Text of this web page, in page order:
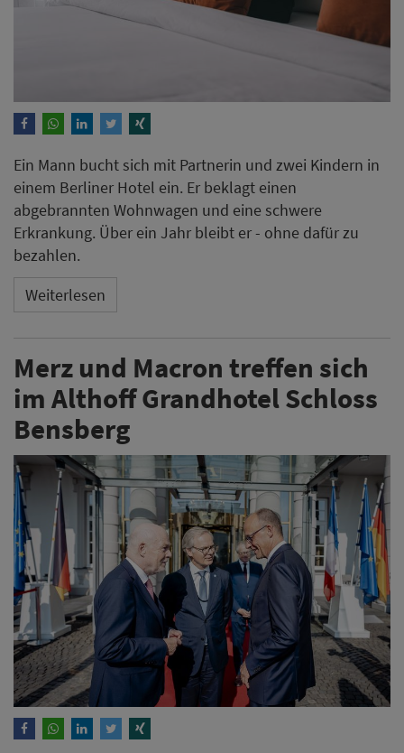
Ein Mann bucht sich mit Partnerin und zwei Kindern in
einem Berliner Hotel ein. Er beklagt einen
abgebrannten Wohnwagen und eine schwere
Erkrankung. Über ein Jahr bleibt er - ohne dafür zu
bezahlen.
Weiterlesen
Merz und Macron treffen sich
im Althoff Grandhotel Schloss
Bensberg